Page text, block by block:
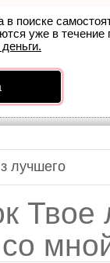
поиске
уже в
лучшего
Твое